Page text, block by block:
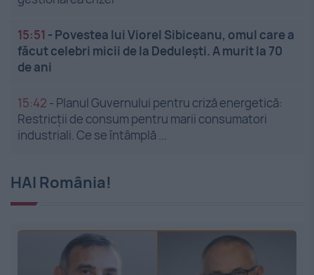
15:51 - Povestea lui Viorel Sibiceanu, omul care a
făcut celebri micii de la Dedulești. A murit la 70
de ani
15:42 - Planul Guvernului pentru criză energetică:
Restricții de consum pentru marii consumatori
industriali. Ce se întâmplă ...
HAI România!